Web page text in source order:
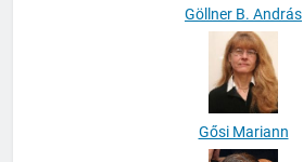
Göllner B. András
Gősi Mariann